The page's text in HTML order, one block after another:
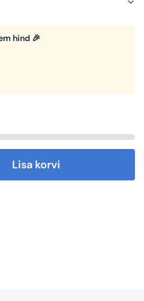
hind 🎉
Lisa korvi